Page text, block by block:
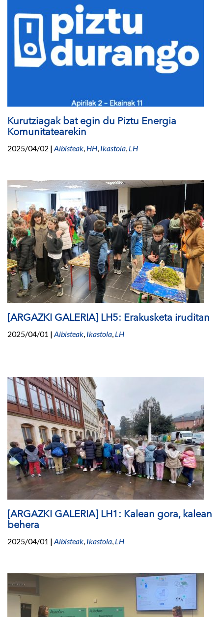
Kurutziagak bat egin du Piztu Energia
Komunitatearekin
2025/04/02 | Albisteak, HH, Ikastola, LH
[ARGAZKI GALERIA] LH5: Erakusketa iruditan
2025/04/01 | Albisteak, Ikastola, LH
[ARGAZKI GALERIA] LH1: Kalean gora, kalean
behera
2025/04/01 | Albisteak, Ikastola, LH